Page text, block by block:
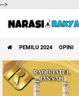
-->
PEMILU 2024 OPINI